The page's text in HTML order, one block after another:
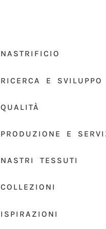
NASTRIFICIO
RICERCA E SVILUPPO
QUALITÀ
PRODUZIONE E
NASTRI TESSUTI
COLLEZIONI
ISPIRAZIONI